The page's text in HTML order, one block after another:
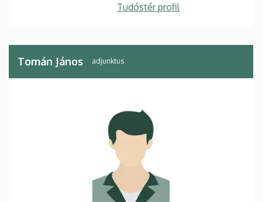
Tudóstér profil
Tomán János adjunktus